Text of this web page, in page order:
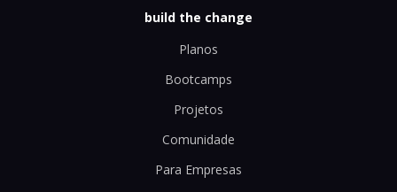
build the change
Planos
Bootcamps
Projetos
Comunidade
Para Empresas